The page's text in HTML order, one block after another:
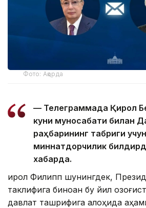
Фото: Ақорда
— Телеграммада Қирол
куни муносабати билан
раҳбарининг табриги
миннатдорчилик
хабарда.
Қирол Филипп шунингдек,
таклифига биноан бу йил
давлат ташрифига алоҳида